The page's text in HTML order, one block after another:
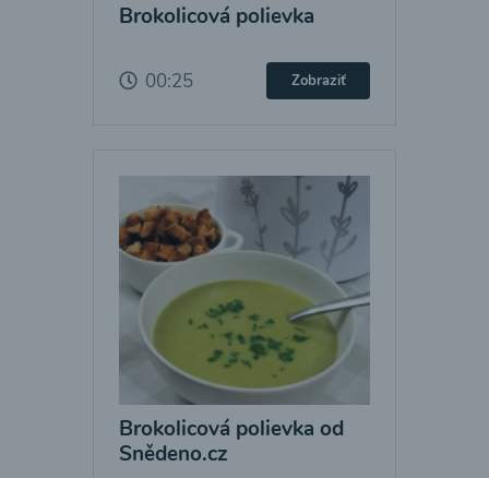
Brokolicová polievka
00:25 Zobraziť
Brokolicová polievka od
Snědeno.cz